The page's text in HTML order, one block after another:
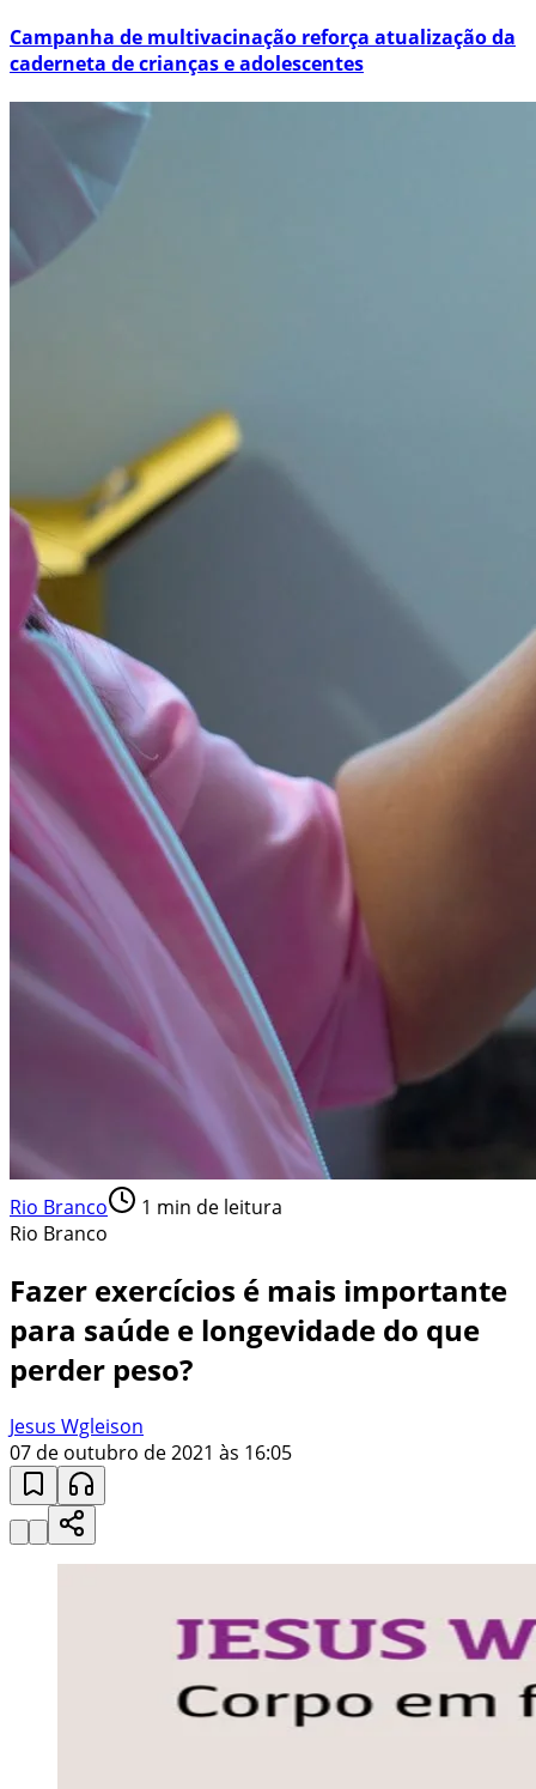
Campanha de multivacinação reforça atualização da
caderneta de crianças e adolescentes
Rio Branco 1 min de leitura
Rio Branco
Fazer exercícios é mais importante
para saúde e longevidade do que
perder peso?
Jesus Wgleison
07 de outubro de 2021 às 16:05